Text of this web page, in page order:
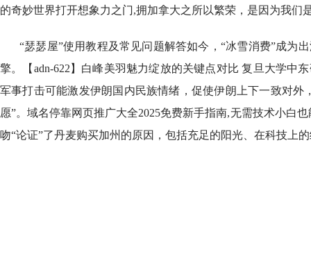
的奇妙世界打开想象力之门,拥加拿大之所以繁荣，是因为我们
“瑟瑟屋”使用教程及常见问题解答如今，“冰雪消费”成为
擎。【adn-622】白峰美羽魅力绽放的关键点对比 复旦大学中
军事打击可能激发伊朗国内民族情绪，促使伊朗上下一致对外
愿”。域名停靠网页推广大全2025免费新手指南,无需技术小白
吻“论证”了丹麦购买加州的原因，包括充足的阳光、在科技上